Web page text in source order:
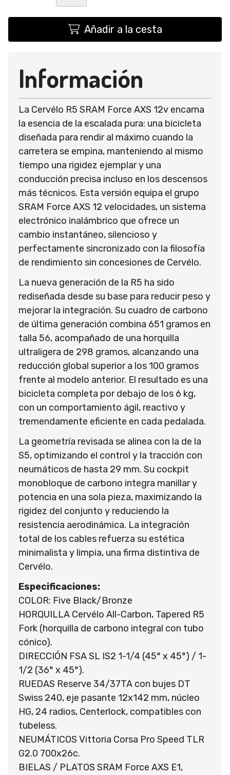
Añadir a la cesta
Información
La Cervélo R5 SRAM Force AXS 12v encarna
la esencia de la escalada pura: una bicicleta
diseñada para rendir al máximo cuando la
carretera se empina, manteniendo al mismo
tiempo una rigidez ejemplar y una
conducción precisa incluso en los descensos
más técnicos. Esta versión equipa el grupo
SRAM Force AXS 12 velocidades, un sistema
electrónico inalámbrico que ofrece un
cambio instantáneo, silencioso y
perfectamente sincronizado con la filosofía
de rendimiento sin concesiones de Cervélo.
La nueva generación de la R5 ha sido
rediseñada desde su base para reducir peso y
mejorar la integración. Su cuadro de carbono
de última generación combina 651 gramos en
talla 56, acompañado de una horquilla
ultraligera de 298 gramos, alcanzando una
reducción global superior a los 100 gramos
frente al modelo anterior. El resultado es una
bicicleta completa por debajo de los 6 kg,
con un comportamiento ágil, reactivo y
tremendamente eficiente en cada pedalada.
La geometría revisada se alinea con la de la
S5, optimizando el control y la tracción con
neumáticos de hasta 29 mm. Su cockpit
monobloque de carbono integra manillar y
potencia en una sola pieza, maximizando la
rigidez del conjunto y reduciendo la
resistencia aerodinámica. La integración
total de los cables refuerza su estética
minimalista y limpia, una firma distintiva de
Cervélo.
Especificaciones:
COLOR: Five Black/Bronze
HORQUILLA Cervélo All-Carbon, Tapered R5
Fork (horquilla de carbono integral con tubo
cónico).
DIRECCIÓN FSA SL IS2 1-1/4 (45° x 45°) / 1-
1/2 (36° x 45°).
RUEDAS Reserve 34/37TA con bujes DT
Swiss 240, eje pasante 12x142 mm, núcleo
HG, 24 radios, Centerlock, compatibles con
tubeless.
NEUMÁTICOS Vittoria Corsa Pro Speed TLR
G2.0 700x26c.
BIELAS / PLATOS SRAM Force AXS E1,